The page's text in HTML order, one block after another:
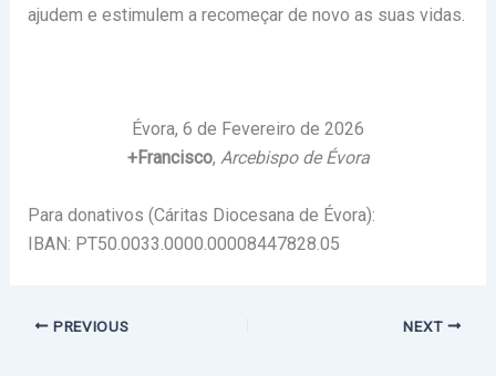
ajudem e estimulem a recomeçar de novo as suas vidas.
Évora, 6 de Fevereiro de 2026
+Francisco, Arcebispo de Évora
Para donativos (Cáritas Diocesana de Évora):
IBAN: PT50.0033.0000.00008447828.05
PREVIOUS NEXT